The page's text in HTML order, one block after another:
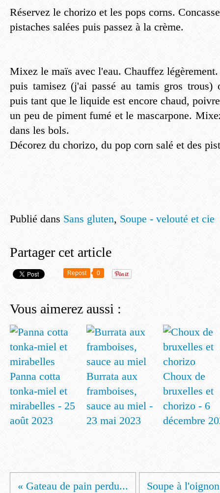
Réservez le chorizo et les pops corns.
pistaches salées puis passez à la crème.
Mixez le maïs avec l'eau. Chauffez
puis tamisez (j'ai passé au tamis gros trous)
puis tant que le liquide est encore chaud,
un peu de piment fumé et le mascarpone.
dans les bols.
Décorez du chorizo, du pop corn salé et des
Publié dans Sans gluten, Soupe - velouté et cie
Partager cet article
Repost 0
Vous aimerez aussi :
Panna cotta
tonka-miel et
mirabelles - 25
août 2023
Burrata aux
framboises,
sauce au miel -
23 mai 2023
Choux de
bruxelles et
chorizo - 6
décembre
« Gateau de pain perdu... Soupe à